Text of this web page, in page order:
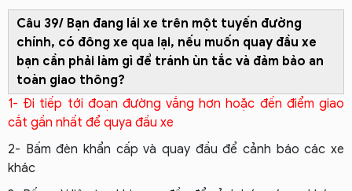
Câu 39/ Bạn đang lái xe trên một tuyến đường
chính, có đông xe qua lại, nếu muốn quay đầu xe
bạn cần phải làm gì để tránh ùn tắc và đảm bảo an
toàn giao thông?
1- Đi tiếp tới đoạn đường vắng hơn hoặc đến điểm giao
cắt gần nhất để quya đầu xe
2- Bấm đèn khẩn cấp và quay đầu để cảnh báo các xe
khác